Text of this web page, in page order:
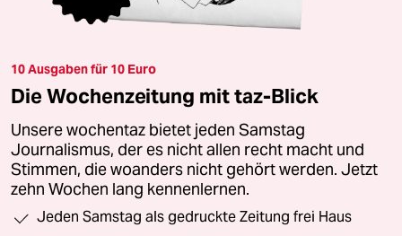
10 Ausgaben für 10 Euro
Die Wochenzeitung mit taz-Blick
Unsere wochentaz bietet jeden Samstag
Journalismus, der es nicht allen recht macht und
Stimmen, die woanders nicht gehört werden. Jetzt
zehn Wochen lang kennenlernen.
Jeden Samstag als gedruckte Zeitung frei Haus